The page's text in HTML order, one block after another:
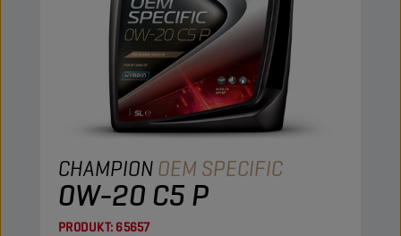
CHAMPIONOEM SPECIFIC
0W-20 C5 P
PRODUKT: 65657